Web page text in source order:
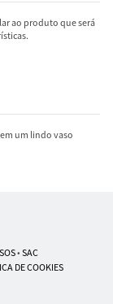
ao produto que será
um lindo vaso
• SAC
DE COOKIES